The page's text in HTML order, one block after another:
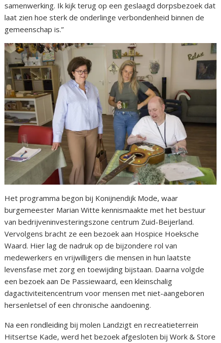
samenwerking. Ik kijk terug op een geslaagd dorpsbezoek dat
laat zien hoe sterk de onderlinge verbondenheid binnen de
gemeenschap is.”
Het programma begon bij Konijnendijk Mode, waar
burgemeester Marian Witte kennismaakte met het bestuur
van bedrijveninvesteringszone centrum Zuid-Beijerland.
Vervolgens bracht ze een bezoek aan Hospice Hoeksche
Waard. Hier lag de nadruk op de bijzondere rol van
medewerkers en vrijwilligers die mensen in hun laatste
levensfase met zorg en toewijding bijstaan. Daarna volgde
een bezoek aan De Passiewaard, een kleinschalig
dagactiviteitencentrum voor mensen met niet-aangeboren
hersenletsel of een chronische aandoening.
Na een rondleiding bij molen Landzigt en recreatieterrein
Hitsertse Kade, werd het bezoek afgesloten bij Work & Store